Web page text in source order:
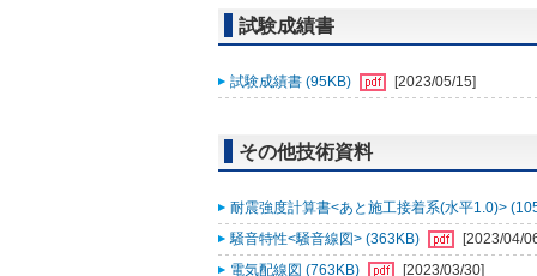
試験成績書
試験成績書 (95KB) [2023/05/15]
その他技術資料
耐震強度計算書<あと施工接着系(水平1.0)>
騒音特性<騒音線図> (363KB)
[2023/04/
電気配線図 (763KB)
[2023/03/30]